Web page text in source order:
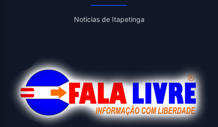
Noticias de Itapetinga